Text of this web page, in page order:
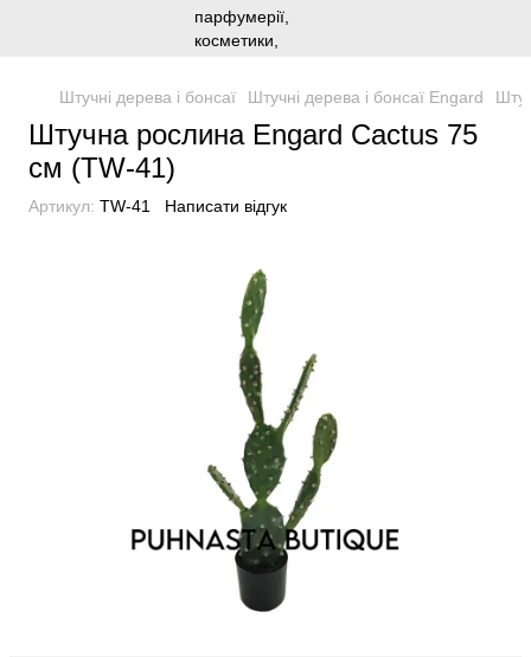
Штучні дерева і бонсаї Штучні дерева і бонсаї Engard
Штучна рослина Engard Cactus 75
cм (TW-41)
Артикул: TW-41 Написати відгук